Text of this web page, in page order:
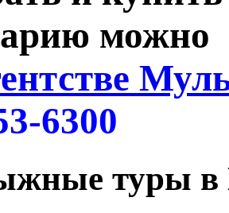
можно
6300
туры